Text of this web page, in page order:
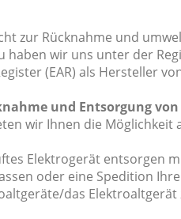
zur Rücknahme und
haben wir uns unter der
(EAR) als Hersteller
und Entsorgung
wir Ihnen die
Elektrogerät entsorgen
oder eine Spedition
das